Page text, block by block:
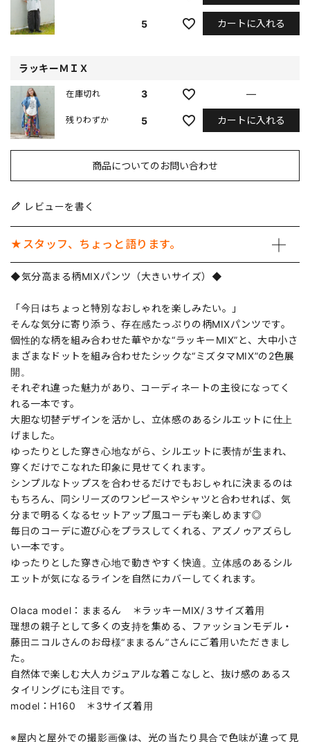
5 カートに入れる
ラッキーＭＩＸ
3
在庫切れ —
5
残りわずか カートに入れる
商品についてのお問い合わせ
レビューを書く
★スタッフ、ちょっと語ります。
◆気分高まる柄MIXパンツ（大きいサイズ）◆
「今日はちょっと特別なおしゃれを楽しみたい。」
そんな気分に寄り添う、存在感たっぷりの柄MIXパンツです。
個性的な柄を組み合わせた華やかな“ラッキーMIX”と、大中小さ
まざまなドットを組み合わせたシックな“ミズタマMIX”の2色展
開。
それぞれ違った魅力があり、コーディネートの主役になってく
れる一本です。
大胆な切替デザインを活かし、立体感のあるシルエットに仕上
げました。
ゆったりとした穿き心地ながら、シルエットに表情が生まれ、
穿くだけでこなれた印象に見せてくれます。
シンプルなトップスを合わせるだけでもおしゃれに決まるのは
もちろん、同シリーズのワンピースやシャツと合わせれば、気
分まで明るくなるセットアップ風コーデも楽しめます◎
毎日のコーデに遊び心をプラスしてくれる、アズノゥアズらし
い一本です。
ゆったりとした穿き心地で動きやすく快適。立体感のあるシル
エットが気になるラインを自然にカバーしてくれます。
Olaca model：ままるん ＊ラッキーMIX/３サイズ着用
理想の親子として多くの支持を集める、ファッションモデル・
藤田ニコルさんのお母様“ままるん”さんにご着用いただきまし
た。
自然体で楽しむ大人カジュアルな着こなしと、抜け感のあるス
タイリングにも注目です。
model：H160 ＊3サイズ着用
※屋内と屋外での撮影画像は、光の当たり具合で色味が違って見